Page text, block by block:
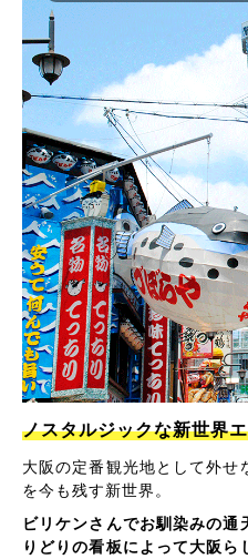
ノスタルジックな新世界
大阪の定番観光地として外せ
を今も残す新世界。
ビリケンさんでお馴染みの通
りどりの看板によって大阪